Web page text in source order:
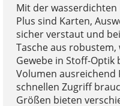
Mit der
Plus sind Karten,
sicher verstaut und
Tasche aus
Gewebe in Stoff-Optik
Volumen ausreichend
schnellen Zugriff
Größen bieten